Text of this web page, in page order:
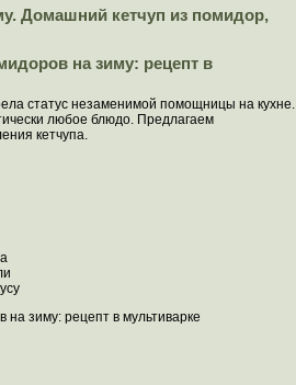
Домашний кетчуп из помидор,
на зиму: рецепт в
статус незаменимой помощницы на кухне.
любое блюдо. Предлагаем
кетчупа.
зиму: рецепт в мультиварке